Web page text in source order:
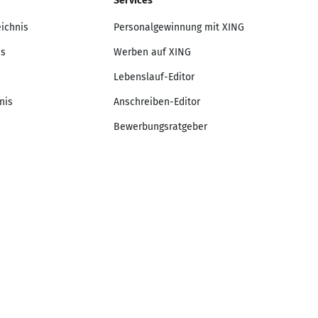
Personalgewinnung mit XING
Werben auf XING
Lebenslauf-Editor
Anschreiben-Editor
Bewerbungsratgeber